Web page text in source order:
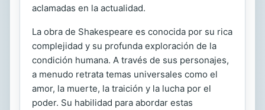
aclamadas en la actualidad.
La obra de Shakespeare es conocida por su rica
complejidad y su profunda exploración de la
condición humana. A través de sus personajes,
a menudo retrata temas universales como el
amor, la muerte, la traición y la lucha por el
poder. Su habilidad para abordar estas